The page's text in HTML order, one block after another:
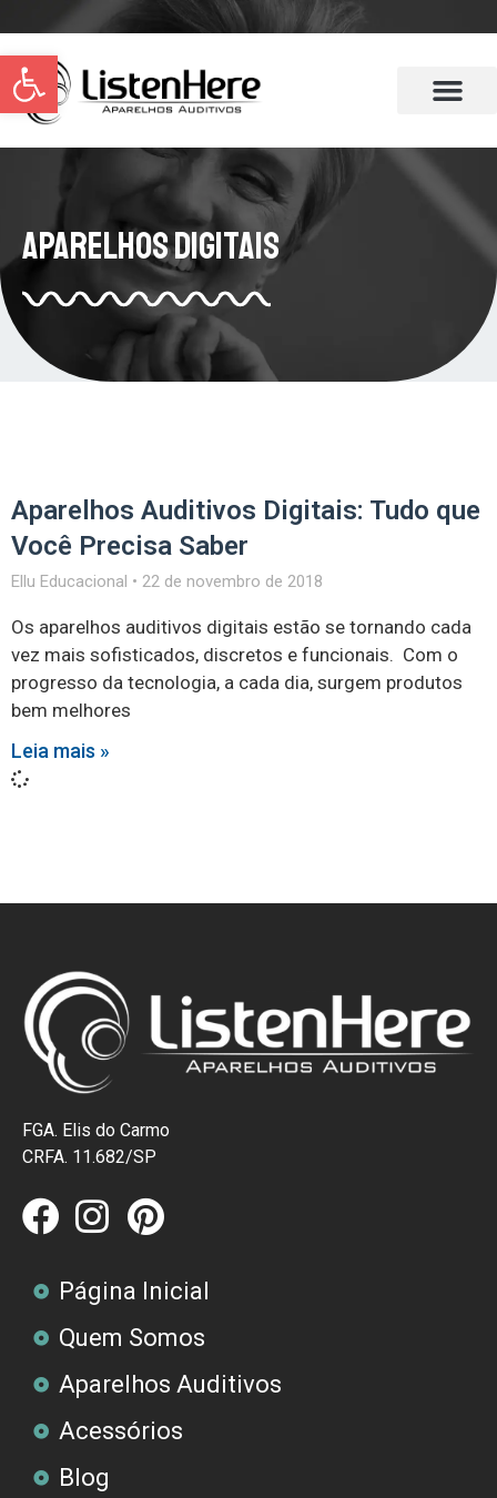
Abrir a barra de ferramentas
Aparelhos Digitais
Aparelhos Auditivos Digitais: Tudo que
Você Precisa Saber
Ellu Educacional 22 de novembro de 2018
Os aparelhos auditivos digitais estão se tornando cada
vez mais sofisticados, discretos e funcionais. Com o
progresso da tecnologia, a cada dia, surgem produtos
bem melhores
Leia mais »
FGA. Elis do Carmo
CRFA. 11.682/SP
Página Inicial
Quem Somos
Aparelhos Auditivos
Acessórios
Blog